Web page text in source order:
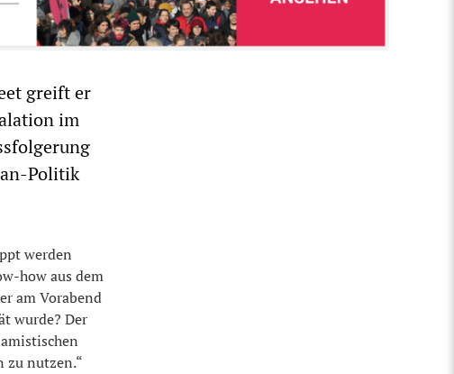
greift er
im
Politik
werden
how aus dem
am Vorabend
wurde? Der
zu nutzen.“